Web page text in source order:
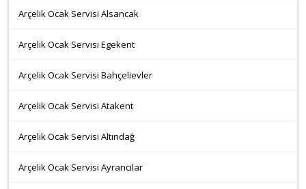
Arçelik Ocak Servisi Alsancak
Arçelik Ocak Servisi Egekent
Arçelik Ocak Servisi Bahçelievler
Arçelik Ocak Servisi Atakent
Arçelik Ocak Servisi Altındağ
Arçelik Ocak Servisi Ayrancılar